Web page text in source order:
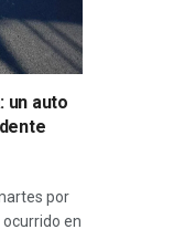
un auto
por
en